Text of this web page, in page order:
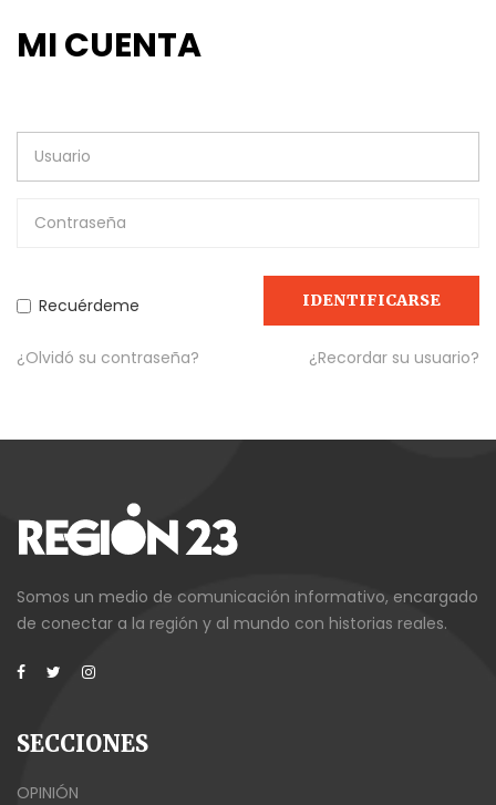
MI CUENTA
Recuérdeme IDENTIFICARSE
¿Olvidó su contraseña? ¿Recordar su usuario?
Somos un medio de comunicación informativo, encargado
de conectar a la región y al mundo con historias reales.
SECCIONES
OPINIÓN